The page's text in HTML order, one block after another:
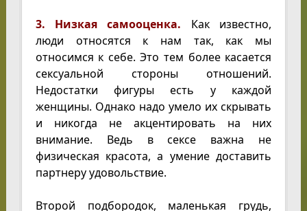
3. Низкая самооценка. Как известно,
люди относятся к нам так, как мы
относимся к себе. Это тем более касается
сексуальной стороны отношений.
Недостатки фигуры есть у каждой
женщины. Однако надо умело их скрывать
и никогда не акцентировать на них
внимание. Ведь в сексе важна не
физическая красота, а умение доставить
партнеру удовольствие.
Второй подбородок, маленькая грудь,